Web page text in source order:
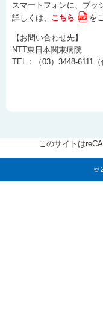
スマートフォンに、プッ
詳しくは、 こちら を
【お問い合わせ先】
NTT東日本関東病院
TEL：（03）3448-6111（
このサイトは
©